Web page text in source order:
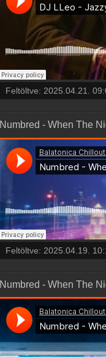
Feltöltve: 2025.04.21.
Numbred - When The
Feltöltve: 2025.04.19.
Numbred - When The